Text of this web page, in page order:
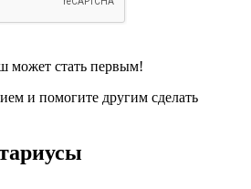
может стать первым!
и помогите другим сделать